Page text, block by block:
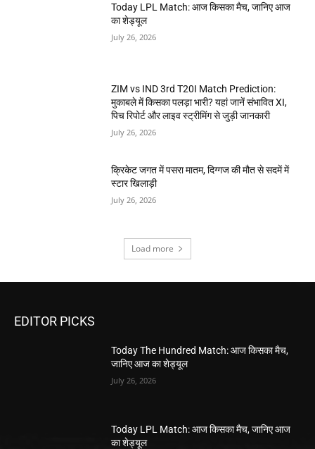
Today LPL Match: आज किसका मैच, जानिए आज
का शेड्यूल
July 26, 2026
ZIM vs IND 3rd T20I Match Prediction:
मुकाबले में किसका पलड़ा भारी? यहां जानें संभावित XI,
पिच रिपोर्ट और लाइव स्ट्रीमिंग से जुड़ी जानकारी
July 26, 2026
क्रिकेट जगत में पसरा मातम, दिग्गज की मौत से सदमें में
स्टार खिलाड़ी
July 26, 2026
Load more
EDITOR PICKS
Today The Hundred Match: आज किसका मैच,
जानिए आज का शेड्यूल
July 26, 2026
Today LPL Match: आज किसका मैच, जानिए आज
का शेड्यूल